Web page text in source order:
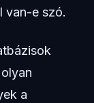
van-e szó.
a